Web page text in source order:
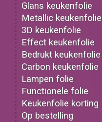
Glans keukenfolie
Metallic keukenfolie
3D keukenfolie
Effect keukenfolie
Bedrukt keukenfolie
Carbon keukenfolie
Lampen folie
Functionele folie
Keukenfolie korting
Op bestelling